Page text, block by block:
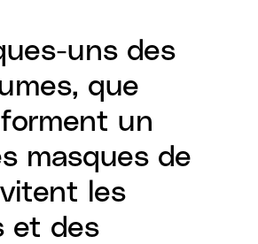
uns des
que
un
masques de
les
et des